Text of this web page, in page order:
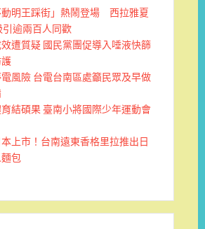
動明王踩街」熱鬧登場 西拉雅夏
逾兩百人同歡
遭質疑 國民黨團促導入唾液快篩
風險 台電台南區處籲民眾及早做
結碩果 臺南小將國際少年運動會
上市！台南遠東香格里拉推出日
包